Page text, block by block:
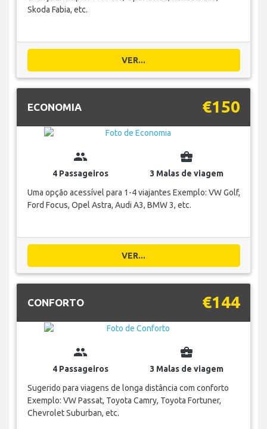
Skoda Fabia, etc.
VER...
ECONOMIA €150
group
4 Passageiros
business_center
3 Malas de viagem
Uma opção acessível para 1-4 viajantes Exemplo: VW Golf,
Ford Focus, Opel Astra, Audi A3, BMW 3, etc.
VER...
CONFORTO €144
group
4 Passageiros
business_center
3 Malas de viagem
Sugerido para viagens de longa distância com conforto
Exemplo: VW Passat, Toyota Camry, Toyota Fortuner,
Chevrolet Suburban, etc.